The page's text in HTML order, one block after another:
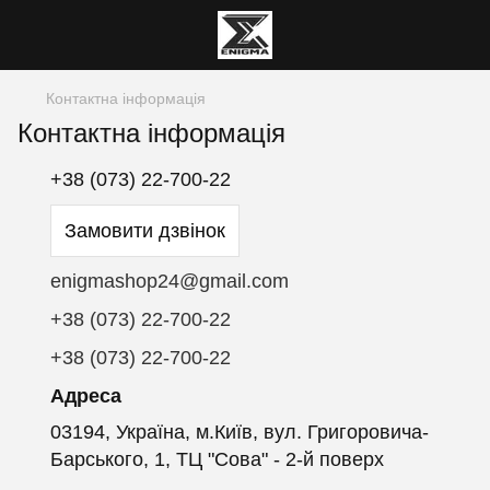
Контактна інформація
Контактна інформація
+38 (073) 22-700-22
Замовити дзвінок
enigmashop24@gmail.com
+38 (073) 22-700-22
+38 (073) 22-700-22
Адреса
03194, Україна, м.Київ, вул. Григоровича-
Барського, 1, ТЦ "Сова" - 2-й поверх